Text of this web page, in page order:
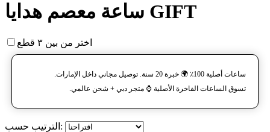
ساعة معصم هدایا GIFT
اختر من بين ٣ قطع
ساعات أصلية 100٪ 🌍 خبرة 20 سنة. توصيل مجاني داخل الإمارات.
تسوق الساعات الفاخرة الأصلية ⌚️ متجر دبي + شحن عالمي.
الترتيب حسب: